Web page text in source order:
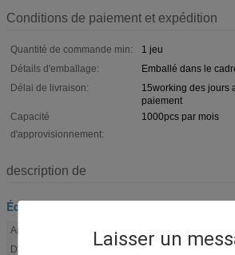
Laisser un
Conditions de paiement et expédition
Quantité de commande min:
1 jeu
Détails d'emballage:
Emballé dans le
Délai de livraison:
15working des jours
paiement
Capacité
d'approvisionnement:
1000pcs par mois
description de
Équipement monté par dérapage
Application:
D'entité:
Facile et convrnient